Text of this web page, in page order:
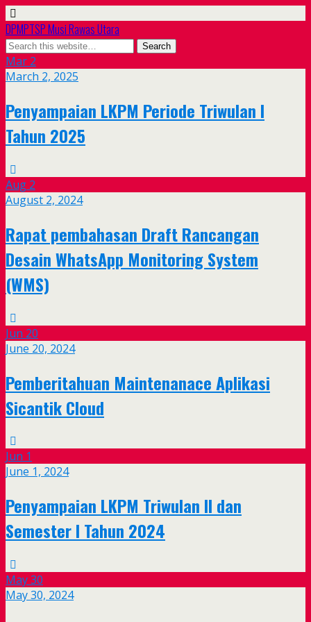
DPMPTSP Musi Rawas Utara
Mar 2
March 2, 2025
Penyampaian LKPM Periode Triwulan I
Tahun 2025
Aug 2
August 2, 2024
Rapat pembahasan Draft Rancangan
Desain WhatsApp Monitoring System
(WMS)
Jun 20
June 20, 2024
Pemberitahuan Maintenanace Aplikasi
Sicantik Cloud
Jun 1
June 1, 2024
Penyampaian LKPM Triwulan II dan
Semester I Tahun 2024
May30
May 30, 2024